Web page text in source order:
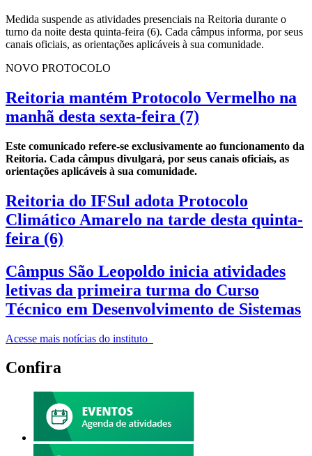
Medida suspende as atividades presenciais na Reitoria durante o
turno da noite desta quinta-feira (6). Cada câmpus informa, por seus
canais oficiais, as orientações aplicáveis à sua comunidade.
NOVO PROTOCOLO
Reitoria mantém Protocolo Vermelho na
manhã desta sexta-feira (7)
Este comunicado refere-se exclusivamente ao funcionamento da
Reitoria. Cada câmpus divulgará, por seus canais oficiais, as
orientações aplicáveis à sua comunidade.
Reitoria do IFSul adota Protocolo
Climático Amarelo na tarde desta quinta-
feira (6)
Câmpus São Leopoldo inicia atividades
letivas da primeira turma do Curso
Técnico em Desenvolvimento de Sistemas
Acesse mais notícias do instituto
Confira